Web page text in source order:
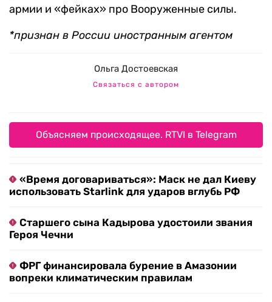
армии и «фейках» про Вооруженные силы.
*признан в России иностранным агентом
Ольга Достоевская
Связаться с автором
Объясняем происходящее. RTVI в Telegram
«Время договариваться»: Маск не дал Киеву
использовать Starlink для ударов вглубь РФ
Старшего сына Кадырова удостоили звания
Героя Чечни
ФРГ финансировала бурение в Амазонии
вопреки климатическим правилам